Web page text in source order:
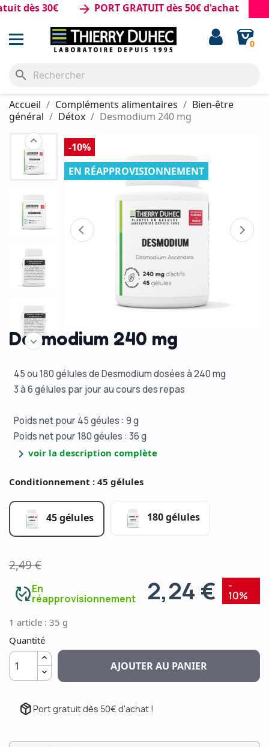
30€ PORT GRATUIT dès 50€ d'achat
0
search
Accueil Compléments alimentaires
Bien-être
général
Détox Desmodium 240 mg
-10%
EN RÉAPPROVISIONNEMENT
Desmodium 240 mg
45 ou 180 gélules de Desmodium dosées à 240 mg
3 à 6 gélules par jour au cours des repas
Poids net pour 45 géules : 9 g
Poids net pour 180 géules : 36 g
chevron_right voir la description complète
Conditionnement : 45 gélules
45 gélules 180 gélules
2,49 €
published_with_changesEn
réapprovisionnement 2,24 € -
10%
1 article : 35 g
Quantité
AJOUTER AU PANIER
package_2 Port gratuit dès 50€ d'achat !